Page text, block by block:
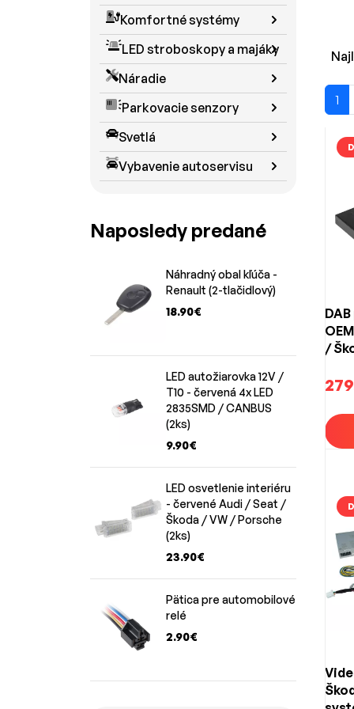
Komfortné systémy
LED stroboskopy a majáky
Náradie
Parkovacie senzory
Svetlá
Vybavenie autoservisu
Naposledy predané
Náhradný obal kľúča -
Renault (2-tlačidlový)
18.90€
LED autožiarovka 12V /
T10 - červená 4x LED
2835SMD / CANBUS
(2ks)
9.90€
LED osvetlenie interiéru
- červené Audi / Seat /
Škoda / VW / Porsche
(2ks)
23.90€
Pätica pre automobilové
relé
2.90€
USB
1
/